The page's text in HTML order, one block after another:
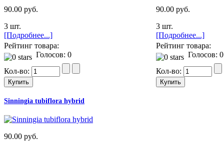
90.00 руб.
3 шт.
[Подробнее...]
Рейтинг товара:
Голосов: 0
Кол-во:
90.00 руб.
3 шт.
[Подробнее...]
Рейтинг товара:
Голосов: 0
Кол-во:
Sinningia tubiflora hybrid
90.00 руб.